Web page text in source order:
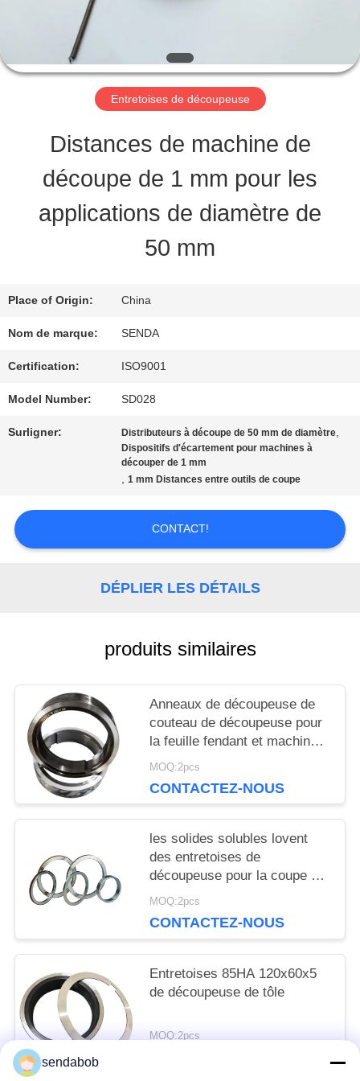
PROPOS
NOUS
VISITE
L'USINE
DE
LA
QUALITÉ
NOUVELLES
AFFAIRES
DEMANDEZ
SITE
POLITIQUE
CONFIDENTIALITÉ
Entretoises de découpeuse
Distances de machine de
découpe de 1 mm pour les
applications de diamètre de
50 mm
Place of Origin: China
Nom de marque: SENDA
Certification: ISO9001
Model Number: SD028
Surligner: Distributeurs à découpe de 50 mm de diamètre,
Dispositifs d'écartement pour machines à
découper de 1 mm
,1 mm Distances entre outils de coupe
CONTACT!
DÉPLIER LES DÉTAILS
produits similaires
Anneaux de découpeuse de
couteau de découpeuse pour
la feuille fendant et machine
de rebobinage
MOQ:2pcs
CONTACTEZ-NOUS
les solides solubles lovent
des entretoises de
découpeuse pour la coupe à
la machine de longueur
MOQ:2pcs
CONTACTEZ-NOUS
Entretoises 85HA 120x60x5
de découpeuse de tôle
MOQ:2pcs
sendabob